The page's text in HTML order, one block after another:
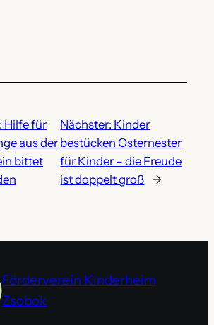
Hilfe für
aus der
bittet
Nächster: Kinder
bestücken Osternester
für Kinder – die Freude
ist doppelt groß →
Förderverein Kinderheim
Zsobok